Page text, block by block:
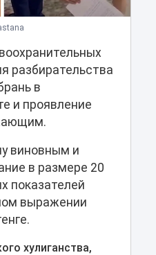
разбирательства
в
и проявление
виновным и
в размере 20
показателей
выражении
хулиганства,